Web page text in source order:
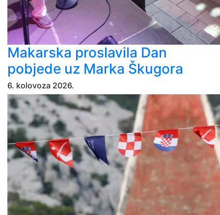
Makarska proslavila Dan
pobjede uz Marka Škugora
6. kolovoza 2026.